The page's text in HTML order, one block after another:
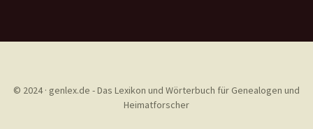
© 2024 · genlex.de - Das Lexikon und Wörterbuch für Genealogen und
Heimatforscher